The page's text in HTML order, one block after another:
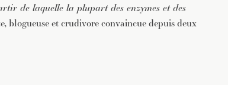
de laquelle la plupart des enzymes et des
blogueuse et crudivore convaincue depuis deux